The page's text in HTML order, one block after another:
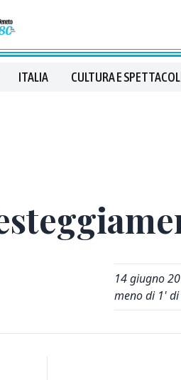
ITALIA CULTURA E
14 giugno
meno di 1'